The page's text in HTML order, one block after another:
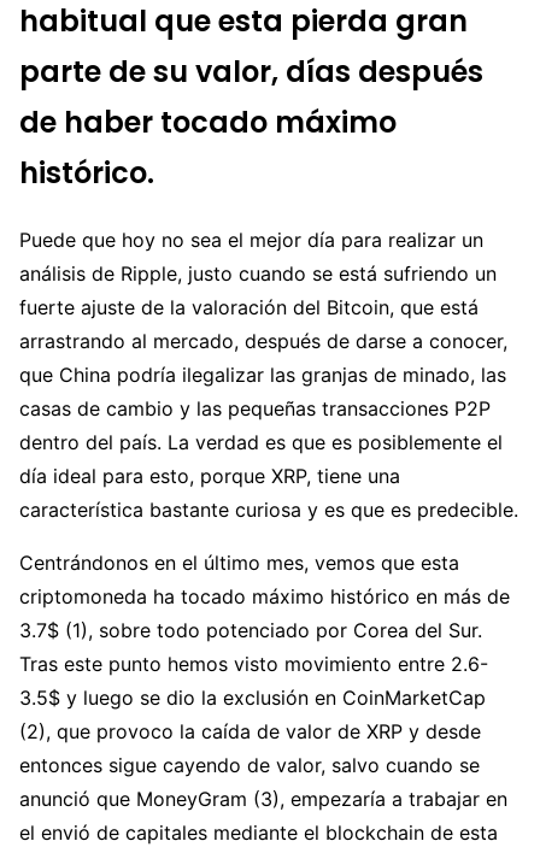
habitual que esta pierda gran
parte de su valor, días después
de haber tocado máximo
histórico.
Puede que hoy no sea el mejor día para realizar un
análisis de Ripple, justo cuando se está sufriendo un
fuerte ajuste de la valoración del Bitcoin, que está
arrastrando al mercado, después de darse a conocer,
que China podría ilegalizar las granjas de minado, las
casas de cambio y las pequeñas transacciones P2P
dentro del país. La verdad es que es posiblemente el
día ideal para esto, porque XRP, tiene una
característica bastante curiosa y es que es predecible.
Centrándonos en el último mes, vemos que esta
criptomoneda ha tocado máximo histórico en más de
3.7$ (1), sobre todo potenciado por Corea del Sur.
Tras este punto hemos visto movimiento entre 2.6-
3.5$ y luego se dio la exclusión en CoinMarketCap
(2), que provoco la caída de valor de XRP y desde
entonces sigue cayendo de valor, salvo cuando se
anunció que MoneyGram (3), empezaría a trabajar en
el envió de capitales mediante el blockchain de esta